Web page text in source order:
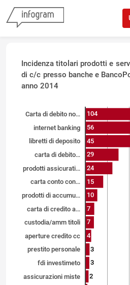
Skip to
Incidenza titolari prodotti e
di c/c presso banche e
anno 2014
Carta di debito no…
internet banking
libretti di deposito
carta di debito…
prodotti assicurati…
carta conto con…
prodotti di accumu…
carta di credito a…
custodia/amm titoli
aperture credito cc
prestito personale
fdi investimeto
assicurazioni miste
104
56
45
29
24
15
10
7
7
4
3
3
2